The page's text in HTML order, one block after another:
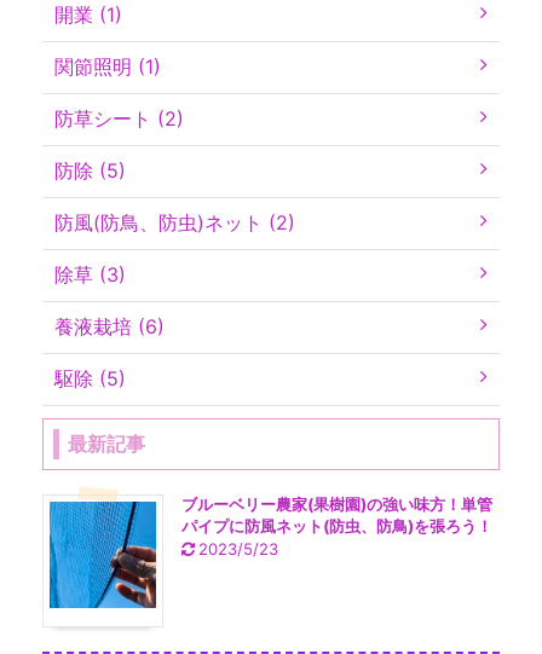
開業 (1)
関節照明 (1)
防草シート (2)
防除 (5)
防風(防鳥、防虫)ネット (2)
除草 (3)
養液栽培 (6)
駆除 (5)
最新記事
ブルーベリー農家(果樹園)の強い味方！単管
パイプに防風ネット(防虫、防鳥)を張ろう！
2023/5/23